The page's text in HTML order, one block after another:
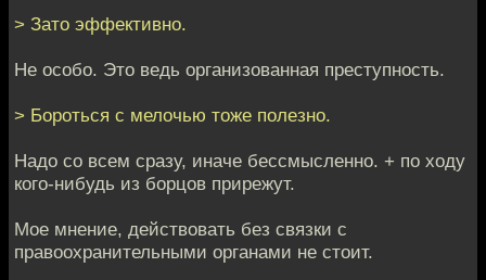
> Зато эффективно.
Не особо. Это ведь организованная преступность.
> Бороться с мелочью тоже полезно.
Надо со всем сразу, иначе бессмысленно. + по ходу
кого-нибудь из борцов прирежут.
Мое мнение, действовать без связки с
правоохранительными органами не стоит.